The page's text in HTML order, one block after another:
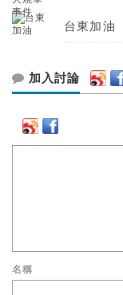
台東加油
加入討論
名稱